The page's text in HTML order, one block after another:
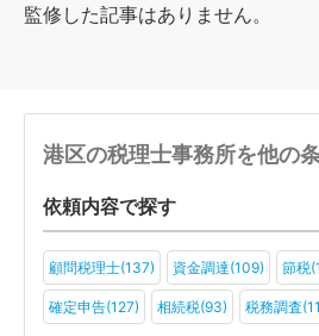
監修した記事はありません。
港区の税理士事務所を他の
依頼内容で探す
顧問税理士(137) 資金調達(109) 節税
確定申告(127) 相続税(93) 税務調査